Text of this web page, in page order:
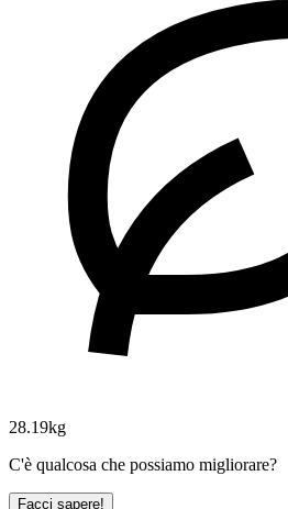
28.19kg
C'è qualcosa che possiamo migliorare?
Facci sapere!